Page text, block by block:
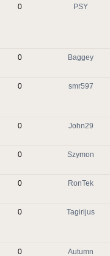
0 PSY
0 Baggey
0 smr597
0 John29
0 Szymon
0 RonTek
0 Tagirijus
0 Autumn